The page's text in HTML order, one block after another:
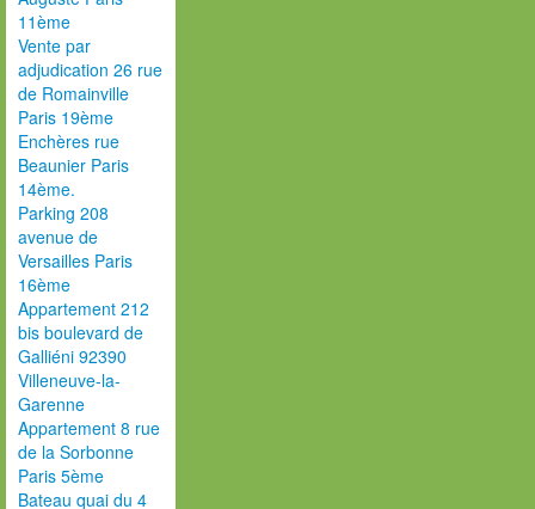
11ème
Vente par
adjudication 26 rue
de Romainville
Paris 19ème
Enchères rue
Beaunier Paris
14ème.
Parking 208
avenue de
Versailles Paris
16ème
Appartement 212
bis boulevard de
Galliéni 92390
Villeneuve-la-
Garenne
Appartement 8 rue
de la Sorbonne
Paris 5ème
Bateau quai du 4